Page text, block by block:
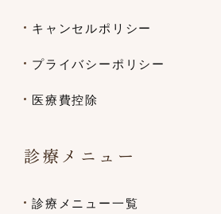
キャンセルポリシー
プライバシーポリシー
医療費控除
診療メニュー
診療メニュー一覧